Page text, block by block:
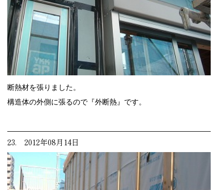
断熱材を張りました。
構造体の外側に張るので『外断熱』です。
23. 2012年08月14日